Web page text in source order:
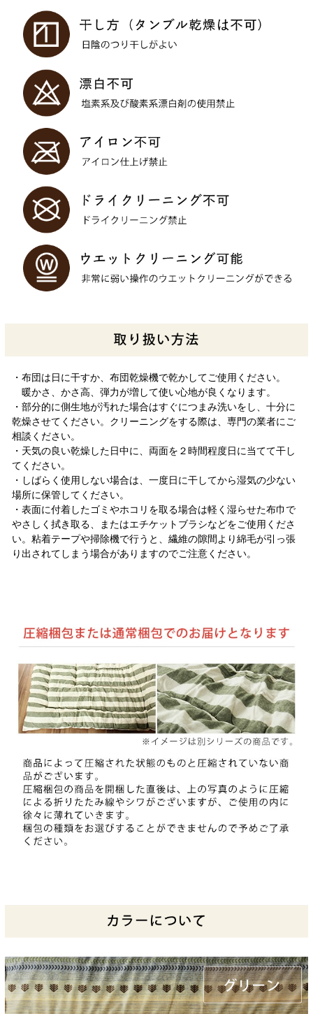
・布団は日に干すか、布団乾燥機で乾かしてご使用ください。
暖かさ、かさ高、弾力が増して使い心地が良くなります。
・部分的に側生地が汚れた場合はすぐにつまみ洗いをし、十分に
乾燥させてください。クリーニングをする際は、専門の業者にご
相談ください。
・天気の良い乾燥した日中に、両面を２時間程度日に当てて干し
てください。
・しばらく使用しない場合は、一度日に干してから湿気の少ない
場所に保管してください。
・表面に付着したゴミやホコリを取る場合は軽く湿らせた布巾で
やさしく拭き取る、またはエチケットブラシなどをご使用くださ
い。粘着テープや掃除機で行うと、繊維の隙間より綿毛が引っ張
り出されてしまう場合がありますのでご注意ください。